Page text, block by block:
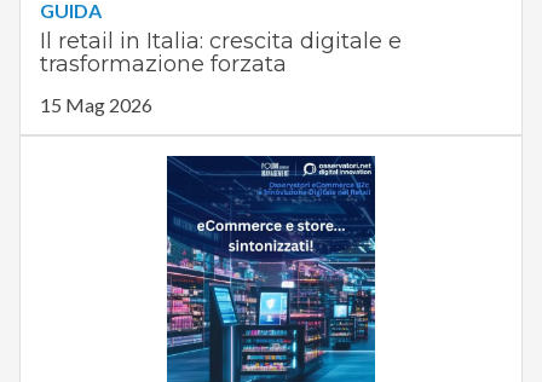
GUIDA
Il retail in Italia: crescita digitale e
trasformazione forzata
15 Mag 2026